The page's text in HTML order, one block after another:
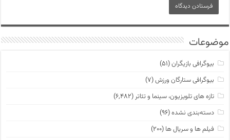
موضوعات
بیوگرافی بازیگران(۵۱)
بیوگرافی ستارگان ورزش(۷)
تازه های تلویزیون، سینما و تئاتر(۶,۴۸۲)
دسته‌بندی نشده(۹۶)
فیلم ها و سریال ها (۲۰۰)